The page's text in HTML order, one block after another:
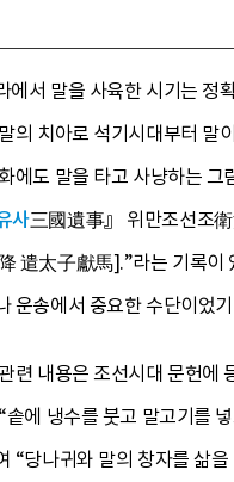
에서 말을 사육한 시기는 정
의 치아로 석기시대부터 말
에도 말을 타고 사냥하는
사三國遺事』 위만조선조
遣太子獻馬].”라는 기록이
운송에서 중요한 수단이었
련 내용은 조선시대 문헌에
솥에 냉수를 붓고 말고기를
“당나귀와 말의 창자를 삶